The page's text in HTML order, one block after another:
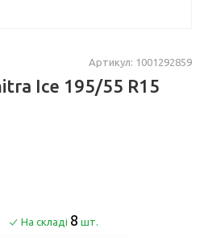
Артикул: 1001292859
Ice 195/55 R15
На складі 8 шт.